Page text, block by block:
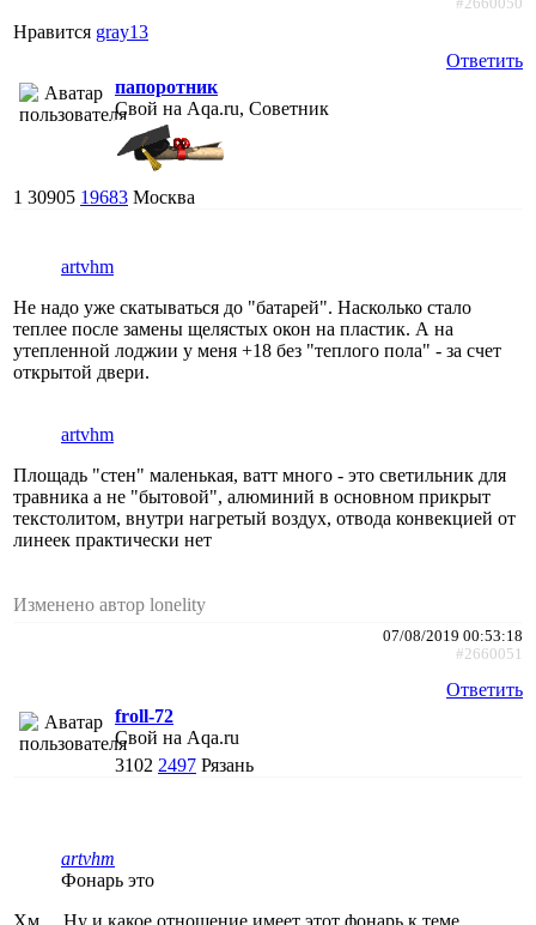
#2660050
Нравится gray13
Ответить
папоротник
Свой на Aqa.ru, Советник
1 30905 19683 Москва
artvhm
Не надо уже скатываться до "батарей". Насколько стало
теплее после замены щелястых окон на пластик. А на
утепленной лоджии у меня +18 без "теплого пола" - за счет
открытой двери.
artvhm
Площадь "стен" маленькая, ватт много - это светильник для
травника а не "бытовой", алюминий в основном прикрыт
текстолитом, внутри нагретый воздух, отвода конвекцией от
линеек практически нет
Изменено автор lonelity
07/08/2019 00:53:18
#2660051
Ответить
froll-72
Свой на Aqa.ru
3102 2497 Рязань
artvhm
Фонарь это
Хм ... Ну и какое отношение имеет этот фонарь к теме